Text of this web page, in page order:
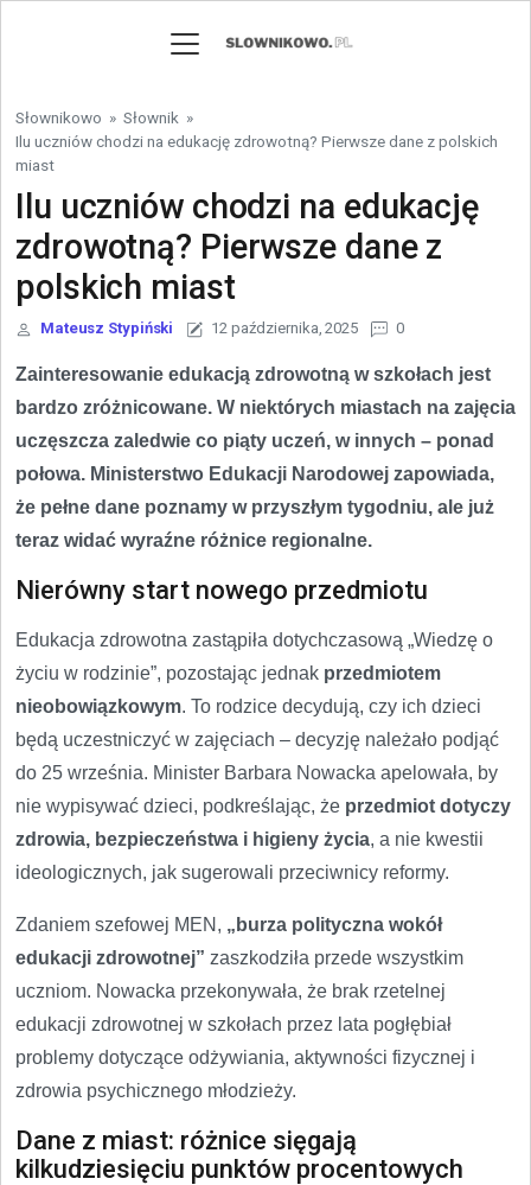
Słownikowo » Słownik »
Ilu uczniów chodzi na edukację zdrowotną? Pierwsze dane z polskich
miast
Ilu uczniów chodzi na edukację
zdrowotną? Pierwsze dane z
polskich miast
Mateusz Stypiński 12 października, 2025 0
Zainteresowanie edukacją zdrowotną w szkołach jest
bardzo zróżnicowane. W niektórych miastach na zajęcia
uczęszcza zaledwie co piąty uczeń, w innych – ponad
połowa. Ministerstwo Edukacji Narodowej zapowiada,
że pełne dane poznamy w przyszłym tygodniu, ale już
teraz widać wyraźne różnice regionalne.
Nierówny start nowego przedmiotu
Edukacja zdrowotna zastąpiła dotychczasową „Wiedzę o
życiu w rodzinie”, pozostając jednak przedmiotem
nieobowiązkowym. To rodzice decydują, czy ich dzieci
będą uczestniczyć w zajęciach – decyzję należało podjąć
do 25 września. Minister Barbara Nowacka apelowała, by
nie wypisywać dzieci, podkreślając, że przedmiot dotyczy
zdrowia, bezpieczeństwa i higieny życia, a nie kwestii
ideologicznych, jak sugerowali przeciwnicy reformy.
Zdaniem szefowej MEN, „burza polityczna wokół
edukacji zdrowotnej” zaszkodziła przede wszystkim
uczniom. Nowacka przekonywała, że brak rzetelnej
edukacji zdrowotnej w szkołach przez lata pogłębiał
problemy dotyczące odżywiania, aktywności fizycznej i
zdrowia psychicznego młodzieży.
Dane z miast: różnice sięgają
kilkudziesięciu punktów procentowych